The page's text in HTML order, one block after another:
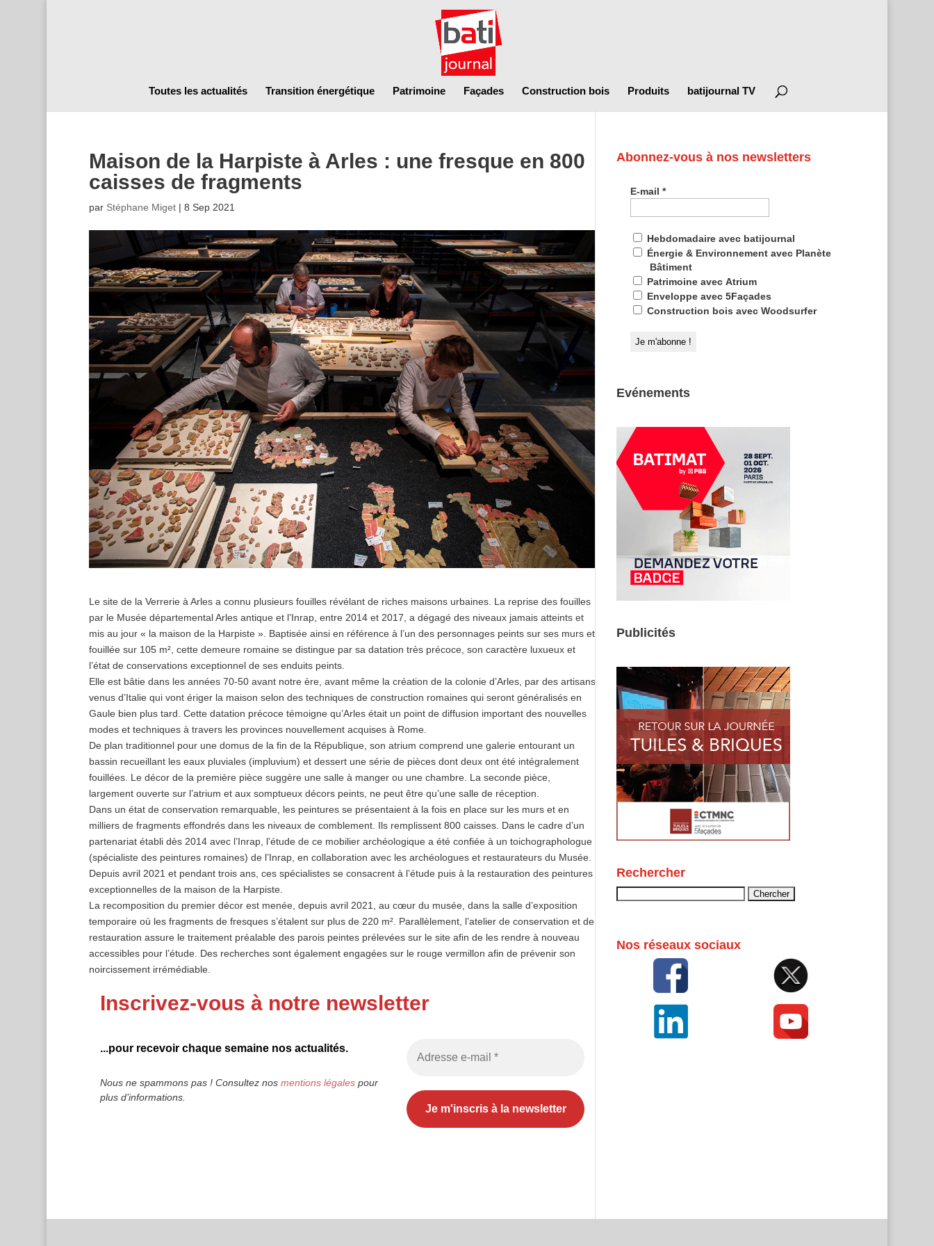
Toutes les actualités Transition énergétique Patrimoine Façades Construction bois Produits batijournal TV
Maison de la Harpiste à Arles : une fresque en 800
caisses de fragments
par Stéphane Miget| 8 Sep 2021
Le site de la Verrerie à Arles a connu plusieurs fouilles révélant de riches maisons urbaines. La reprise des fouilles
par le Musée départemental Arles antique et l’Inrap, entre 2014 et 2017, a dégagé des niveaux jamais atteints et
mis au jour « la maison de la Harpiste ». Baptisée ainsi en référence à l’un des personnages peints sur ses murs et
fouillée sur 105 m², cette demeure romaine se distingue par sa datation très précoce, son caractère luxueux et
l’état de conservations exceptionnel de ses enduits peints.
Elle est bâtie dans les années 70-50 avant notre ère, avant même la création de la colonie d’Arles, par des artisans
venus d’Italie qui vont ériger la maison selon des techniques de construction romaines qui seront généralisés en
Gaule bien plus tard. Cette datation précoce témoigne qu’Arles était un point de diffusion important des nouvelles
modes et techniques à travers les provinces nouvellement acquises à Rome.
De plan traditionnel pour une domus de la fin de la République, son atrium comprend une galerie entourant un
bassin recueillant les eaux pluviales (impluvium) et dessert une série de pièces dont deux ont été intégralement
fouillées. Le décor de la première pièce suggère une salle à manger ou une chambre. La seconde pièce,
largement ouverte sur l’atrium et aux somptueux décors peints, ne peut être qu’une salle de réception.
Dans un état de conservation remarquable, les peintures se présentaient à la fois en place sur les murs et en
milliers de fragments effondrés dans les niveaux de comblement. Ils remplissent 800 caisses. Dans le cadre d’un
partenariat établi dès 2014 avec l’Inrap, l’étude de ce mobilier archéologique a été confiée à un toichographologue
(spécialiste des peintures romaines) de l’Inrap, en collaboration avec les archéologues et restaurateurs du Musée.
Depuis avril 2021 et pendant trois ans, ces spécialistes se consacrent à l’étude puis à la restauration des peintures
exceptionnelles de la maison de la Harpiste.
La recomposition du premier décor est menée, depuis avril 2021, au cœur du musée, dans la salle d’exposition
temporaire où les fragments de fresques s’étalent sur plus de 220 m². Parallèlement, l’atelier de conservation et de
restauration assure le traitement préalable des parois peintes prélevées sur le site afin de les rendre à nouveau
accessibles pour l’étude. Des recherches sont également engagées sur le rouge vermillon afin de prévenir son
noircissement irrémédiable.
Inscrivez-vous à notre newsletter
...pour recevoir chaque semaine nos actualités.
Nous ne spammons pas ! Consultez nos mentions légalespour
plus d’informations.
Abonnez-vous à nos newsletters
E-mail*
Hebdomadaire avec batijournal
Énergie & Environnement avec Planète
Bâtiment
Patrimoine avec Atrium
Enveloppe avec 5Façades
Construction bois avec Woodsurfer
Evénements
Publicités
Rechercher
Nos réseaux sociaux